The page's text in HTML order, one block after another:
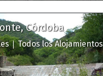
Córdoba
|Todos los Alojamientos